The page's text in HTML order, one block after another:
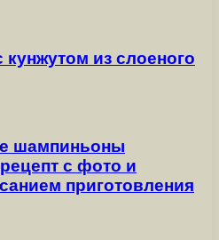
из слоеного
шампиньоны
с фото и
приготовления